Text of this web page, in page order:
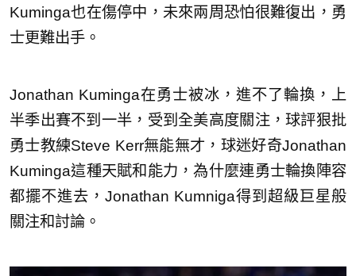
Kuminga也在傷停中，未來兩周恐怕很難復出，勇
士更難出手。
Jonathan Kuminga在勇士被冰，進不了輪換，上
半季出賽不到一半，受到全美高度關注，球評狠批
勇士教練Steve Kerr無能無才，球迷好奇Jonathan
Kuminga這種天賦和能力，為什麼連勇士輪換陣容
都擺不進去，Jonathan Kumniga得到超級巨星般
關注和討論。